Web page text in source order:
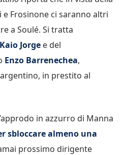
Frosinone ci saranno altri
a Soulé. Si tratta
Kaio Jorge e del
Enzo Barrenechea,
in prestito al
in azzurro di Manna
sbloccare almeno una
prossimo dirigente